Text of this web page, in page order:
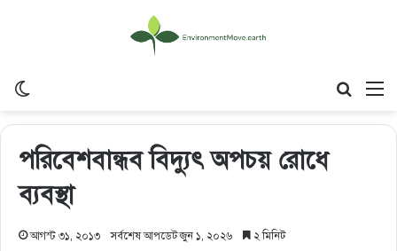
পরিবেশবান্ধব বিদ্যুৎ অপচয় রোধে
ব্যবস্থা
আগস্ট ৩১, ২০১৩ সর্বশেষ আপডেট জুন ১, ২০২৬ ২ মিনিট